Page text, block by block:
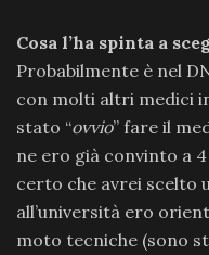
Cosa l’ha spinta a
Probabilmente è nel
con molti altri medici
stato “ovvio” fare il
ne ero già convinto a
certo che avrei scelto
all’università ero
moto tecniche (sono